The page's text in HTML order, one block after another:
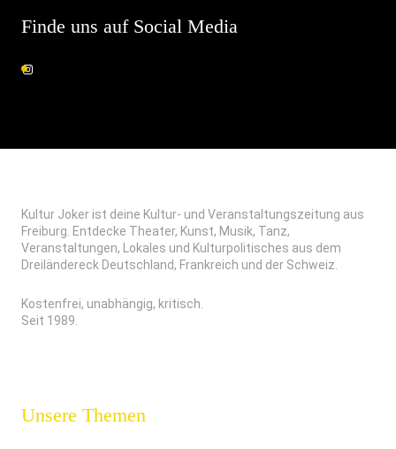
Finde uns auf Social Media
Kultur Joker ist deine Kultur- und Veranstaltungszeitung aus
Freiburg. Entdecke Theater, Kunst, Musik, Tanz,
Veranstaltungen, Lokales und Kulturpolitisches aus dem
Dreiländereck Deutschland, Frankreich und der Schweiz.
Kostenfrei, unabhängig, kritisch.
Seit 1989.
Unsere Themen